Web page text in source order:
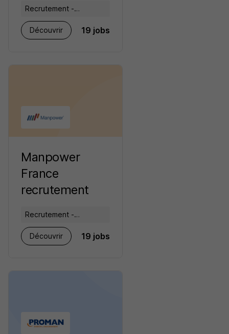
Recrutement -
Placement - Conseils
RH
Découvrir 19 jobs
Manpower
France
recrutement
Recrutement -
Placement - Conseils
RH
Découvrir 19 jobs